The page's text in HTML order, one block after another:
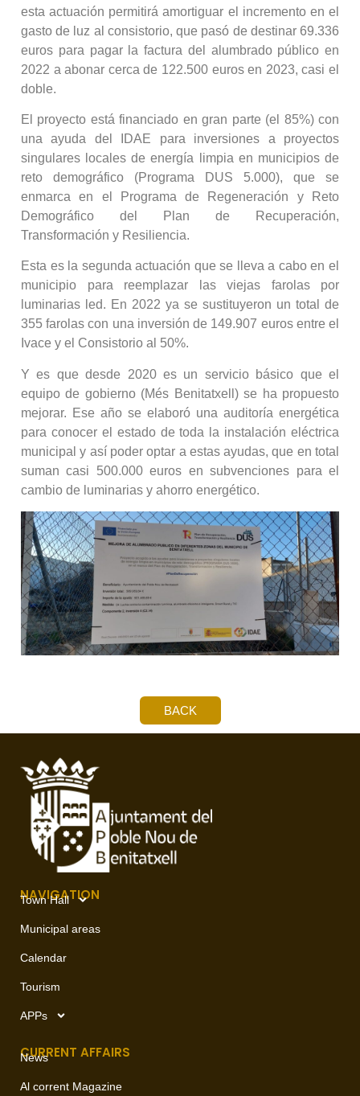
esta actuación permitirá amortiguar el incremento en el
gasto de luz al consistorio, que pasó de destinar 69.336
euros para pagar la factura del alumbrado público en
2022 a abonar cerca de 122.500 euros en 2023, casi el
doble.
El proyecto está financiado en gran parte (el 85%) con
una ayuda del IDAE para inversiones a proyectos
singulares locales de energía limpia en municipios de
reto demográfico (Programa DUS 5.000), que se
enmarca en el Programa de Regeneración y Reto
Demográfico del Plan de Recuperación,
Transformación y Resiliencia.
Esta es la segunda actuación que se lleva a cabo en el
municipio para reemplazar las viejas farolas por
luminarias led. En 2022 ya se sustituyeron un total de
355 farolas con una inversión de 149.907 euros entre el
Ivace y el Consistorio al 50%.
Y es que desde 2020 es un servicio básico que el
equipo de gobierno (Més Benitatxell) se ha propuesto
mejorar. Ese año se elaboró una auditoría energética
para conocer el estado de toda la instalación eléctrica
municipal y así poder optar a estas ayudas, que en total
suman casi 500.000 euros en subvenciones para el
cambio de luminarias y ahorro energético.
BACK
NAVIGATION
Town Hall
Municipal areas
Calendar
Tourism
APPs
CURRENT AFFAIRS
News
Al corrent Magazine